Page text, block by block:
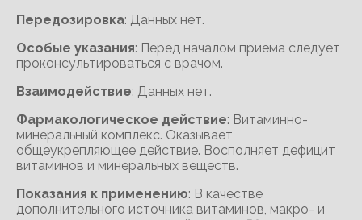
Передозировка: Данных нет.
Особые указания: Перед началом приема следует
проконсультироваться с врачом.
Взаимодействие: Данных нет.
Фармакологическое действие: Витаминно-
минеральный комплекс. Оказывает
общеукрепляющее действие. Восполняет дефицит
витаминов и минеральных веществ.
Показания к применению: В качестве
дополнительного источника витаминов, макро- и